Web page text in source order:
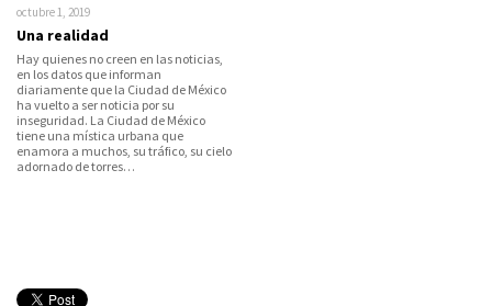
octubre 1, 2019
Una realidad
Hay quienes no creen en las noticias,
en los datos que informan
diariamente que la Ciudad de México
ha vuelto a ser noticia por su
inseguridad. La Ciudad de México
tiene una mística urbana que
enamora a muchos, su tráfico, su cielo
adornado de torres…